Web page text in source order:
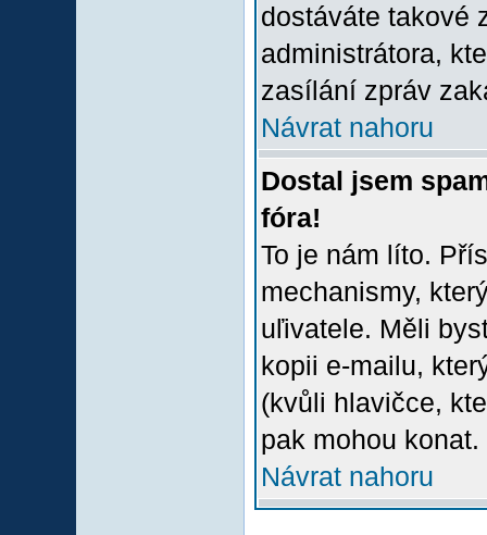
dostáváte takové
administrátora,
zasílání zpráv
Návrat nahoru
Dostal jsem
fóra!
To je nám líto.
mechanismy,
uľivatele. Měli
kopii e-mailu,
(kvůli hlavičce,
pak mohou konat.
Návrat nahoru